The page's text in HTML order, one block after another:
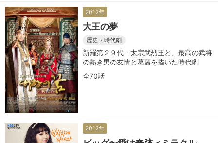
2012年
大王の夢
歴史・時代劇
新羅第２９代・太宗武烈王と、最高の武将
の熱き男の友情と葛藤を描いた時代劇
全70話
2012年